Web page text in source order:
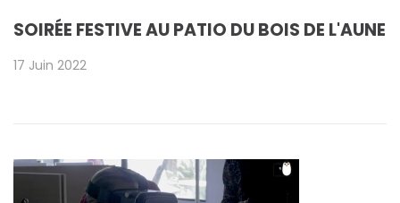
SOIRÉE FESTIVE AU PATIO DU BOIS DE L'AUNE
17 Juin 2022